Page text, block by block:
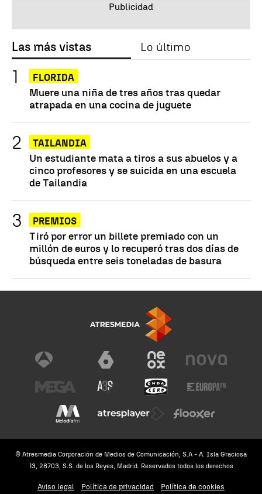
Las más vistas Lo último
FLORIDA
Muere una niña de tres años tras quedar
atrapada en una cocina de juguete
TAILANDIA
Un estudiante mata a tiros a sus abuelos y a
cinco profesores y se suicida en una escuela
de Tailandia
PREMIOS
Tiró por error un billete premiado con un
millón de euros y lo recuperó tras dos días de
búsqueda entre seis toneladas de basura
© Atresmedia Corporación de Medios de Comunicación, S.A - A. Isla Graciosa
13, 28703, S.S. de los Reyes, Madrid. Reservados todos los derechos
Aviso legal Política de privacidad Política de cookies